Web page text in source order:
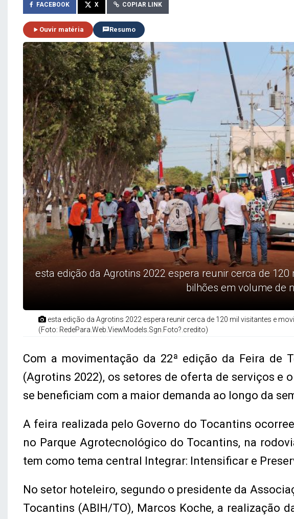
FACEBOOK X COPIAR LINK
Ouvir matéria Resumo
esta edição da Agrotins 2022 espera reunir cerca de
bilhões em volume de
esta edição da Agrotins 2022 espera reunir cerca de 120 mil visitantes e
(Foto: RedePara.Web.ViewModels.Sgn.Foto?.credito)
Com a movimentação da 22ª edição da Feira de
(Agrotins 2022), os setores de oferta de serviços e
se beneficiam com a maior demanda ao longo da
A feira realizada pelo Governo do Tocantins
no Parque Agrotecnológico do Tocantins, na
tem como tema central Integrar: Intensificar e
No setor hoteleiro, segundo o presidente da
Tocantins (ABIH/TO), Marcos Koche, a realização